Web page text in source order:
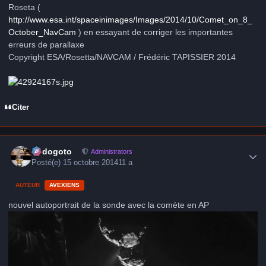
Roseta (
http://www.esa.int/spaceinimages/Images/2014/10/Comet_on_8_
October_NavCam ) en essayant de corriger les importantes
erreurs de parallaxe
Copyright ESA/Rosetta/NAVCAM / Frédéric TAPISSIER 2014
Citer
frédogoto Administrators
Posté(e) 15 octobre 201411 a
AUTEUR AVEXIENS
nouvel autoportrait de la sonde avec la comète en AP